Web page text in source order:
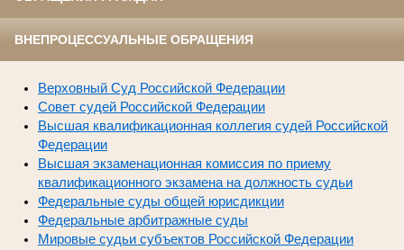
ВНЕПРОЦЕССУАЛЬНЫЕ ОБРАЩЕНИЯ
Верховный Суд Российской Федерации
Совет судей Российской Федерации
Высшая квалификационная коллегия судей Российской
Федерации
Высшая экзаменационная комиссия по приему
квалификационного экзамена на должность судьи
Федеральные суды общей юрисдикции
Федеральные арбитражные суды
Мировые судьи субъектов Российской Федерации